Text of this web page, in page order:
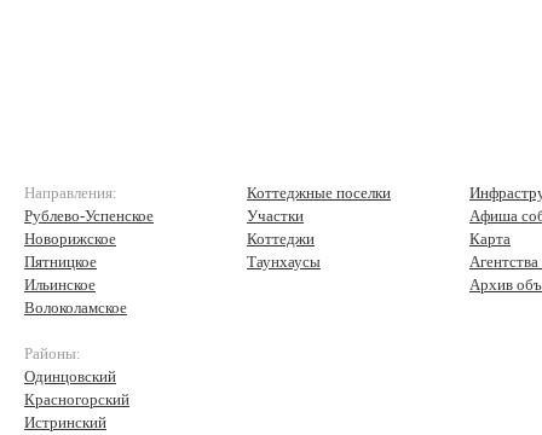
Направления:
Рублево-Успенское
Новорижское
Пятницкое
Ильинское
Волоколамское
Районы:
Одинцовский
Красногорский
Истринский
Коттеджные поселки
Участки
Коттеджи
Таунхаусы
Афиша
Карта
Архив